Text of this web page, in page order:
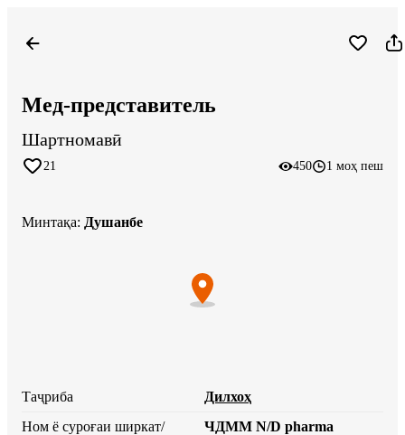
Мед-представитель
Шартномавӣ
21 450 1 моҳ пеш
Минтақа: Душанбе
Таҷриба
Дилхоҳ
Ном ё суроғаи ширкат/
ЧДММ N/D pharma